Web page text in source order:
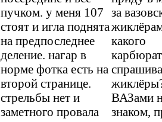
пучком. у меня 107
стоят и игла поднята
на предпоследнее
деление. нагар в
норме фотка есть на
второй странице.
стрельбы нет и
заметного провала
за
какого
ВАЗами
знаком,